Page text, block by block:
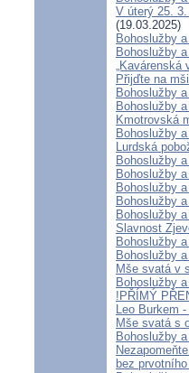
V úterý 25.
(19.03.2025)
Bohoslužby
Bohoslužby
Přijďte na
Bohoslužby
Bohoslužby
Kmotrovská
Bohoslužby
Lurdská
Bohoslužby
Bohoslužby
Bohoslužby
Bohoslužby
Bohoslužby
Slavnost
Bohoslužby
Bohoslužby
Mše svatá v
Bohoslužby
!PŘÍMÝ
Leo Burkem
Mše svatá s
Bohoslužby
bez